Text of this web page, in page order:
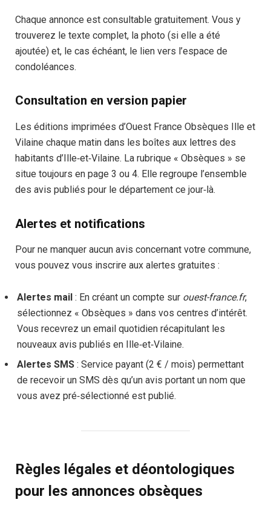
Chaque annonce est consultable gratuitement. Vous y
trouverez le texte complet, la photo (si elle a été
ajoutée) et, le cas échéant, le lien vers l’espace de
condoléances.
Consultation en version papier
Les éditions imprimées d’Ouest France Obsèques Ille et
Vilaine chaque matin dans les boîtes aux lettres des
habitants d’Ille‑et‑Vilaine. La rubrique « Obsèques » se
situe toujours en page 3 ou 4. Elle regroupe l’ensemble
des avis publiés pour le département ce jour‑là.
Alertes et notifications
Pour ne manquer aucun avis concernant votre commune,
vous pouvez vous inscrire aux alertes gratuites :
Alertes mail : En créant un compte sur ouest-france.fr,
sélectionnez « Obsèques » dans vos centres d’intérêt.
Vous recevrez un email quotidien récapitulant les
nouveaux avis publiés en Ille‑et‑Vilaine.
Alertes SMS : Service payant (2 € / mois) permettant
de recevoir un SMS dès qu’un avis portant un nom que
vous avez pré‑sélectionné est publié.
Règles légales et déontologiques
pour les annonces obsèques